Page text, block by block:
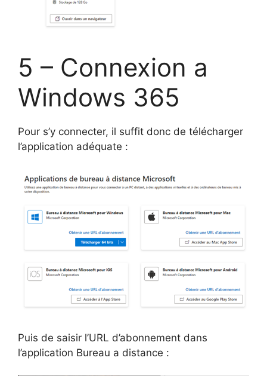
5 – Connexion a
Windows 365
Pour s’y connecter, il suffit donc de télécharger
l’application adéquate :
Puis de saisir l’URL d’abonnement dans
l’application Bureau a distance :